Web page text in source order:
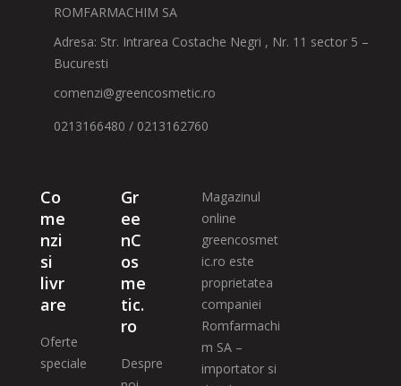
ROMFARMACHIM SA
Adresa: Str. Intrarea Costache Negri , Nr. 11 sector 5 –
Bucuresti
comenzi@greencosmetic.ro
0213166480 / 0213162760
Co
me
nzi
si
livr
are
Oferte
speciale
Gr
ee
nC
os
me
tic.
ro
Despre
Magazinul
online
greencosmet
ic.ro este
proprietatea
companiei
Romfarmachi
m SA –
importator si